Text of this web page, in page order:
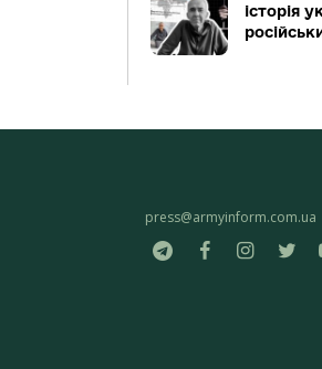
історія
press@armyinform.com.ua